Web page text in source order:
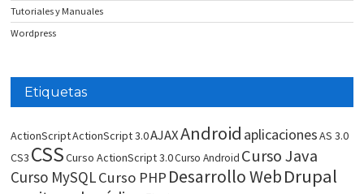
Tutoriales y Manuales
Wordpress
Etiquetas
ActionScriptActionScript 3.0AJAXAndroid aplicacionesAS 3.0
CS3 CSSCurso ActionScript 3.0Curso Android Curso Java
Curso MySQLCurso PHP Desarrollo WebDrupal